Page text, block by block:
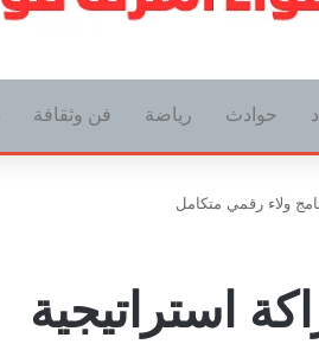
حوادث رياضة فن وثقافة
ولاء رقمي متكامل
استراتيجية